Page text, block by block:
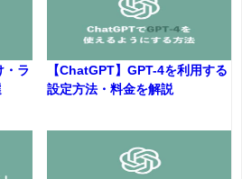
・ラ
【ChatGPT】GPT-4を利用する
設定方法・料金を解説